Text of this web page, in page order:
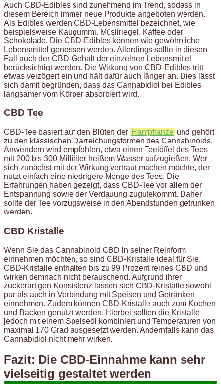
Auch CBD-Edibles sind zunehmend im Trend, sodass in
diesem Bereich immer neue Produkte angeboten werden.
Als Edibles werden CBD-Lebensmittel bezeichnet, wie
beispielsweise Kaugummi, Müsliriegel, Kaffee oder
Schokolade. Die CBD-Edibles können wie gewöhnliche
Lebensmittel genossen werden. Allerdings sollte in diesen
Fall auch der CBD-Gehalt der einzelnen Lebensmittel
berücksichtigt werden. Die Wirkung von CBD-Edibles tritt
etwas verzögert ein und hält dafür auch länger an. Dies lässt
sich damit begründen, dass das Cannabidiol bei Edibles
langsamer vom Körper absorbiert wird.
CBD Tee
CBD-Tee basiert auf den Blüten der Hanfpflanze und gehört
zu den klassischen Darreichungsformen des Cannabinoids.
Anwendern wird empfohlen, etwa einen Teelöffel des Tees
mit 200 bis 300 Milliliter heißem Wasser aufzugießen. Wer
sich zunächst mit der Wirkung vertraut machen möchte, der
nutzt einfach eine niedrigere Menge des Tees. Die
Erfahrungen haben gezeigt, dass CBD-Tee vor allem der
Entspannung sowie der Verdauung zugutekommt. Daher
sollte der Tee vorzugsweise in den Abendstunden getrunken
werden.
CBD Kristalle
Wenn Sie das Cannabinoid CBD in seiner Reinform
einnehmen möchten, so sind CBD-Kristalle ideal für Sie.
CBD-Kristalle enthalten bis zu 99 Prozent reines CBD und
wirken demnach nicht berauschend. Aufgrund ihrer
zuckerartigen Konsistenz lassen sich CBD-Kristalle sowohl
pur als auch in Verbindung mit Speisen und Getränken
einnehmen. Zudem können CBD-Kristalle auch zum Kochen
und Backen genutzt werden. Hierbei sollten die Kristalle
jedoch mit einem Speiseöl kombiniert und Temperaturen von
maximal 170 Grad ausgesetzt werden. Andernfalls kann das
Cannabidiol nicht mehr wirken.
Fazit: Die CBD-Einnahme kann sehr
vielseitig gestaltet werden